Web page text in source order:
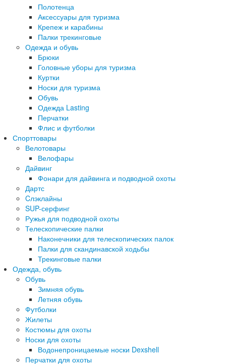
Полотенца
Аксессуары для туризма
Крепеж и карабины
Палки трекинговые
Одежда и обувь
Брюки
Головные уборы для туризма
Куртки
Носки для туризма
Обувь
Одежда Lasting
Перчатки
Флис и футболки
Спорттовары
Велотовары
Велофары
Дайвинг
Фонари для дайвинга и подводной охоты
Дартс
Cлэклайны
SUP-серфинг
Ружья для подводной охоты
Телескопические палки
Наконечники для телескопических палок
Палки для скандинавской ходьбы
Трекинговые палки
Одежда, обувь
Обувь
Зимняя обувь
Летняя обувь
Футболки
Жилеты
Костюмы для охоты
Носки для охоты
Водонепроницаемые носки Dexshell
Перчатки для охоты